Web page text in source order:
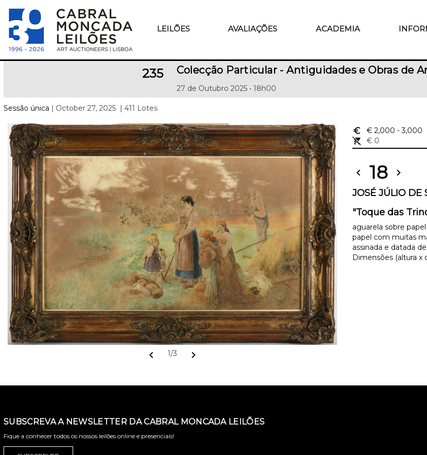
LEILÕES AVALIAÇÕES ACADEMIA
235 Colecção Particular - Antiguidades e Obras de
27 de Outubro 2025 • 18h00
Sessão única | October 27, 2025 | 411 Lotes
chevron_left 1/3 chevron_right
euro_symbol € 2,000 - 3,000
remove_shopping_cart
€ 0
chevron_left 18 chevron_right
JOSÉ JÚLIO DE
"Toque das
aguarela sobre papel
papel com muitas
assinada e datada
Dimensões (altura x
SUBSCREVA A NEWSLETTER DA CABRAL MONCADA LEILÕES
Fique a conhecer todos os nossos leilões online e presenciais!